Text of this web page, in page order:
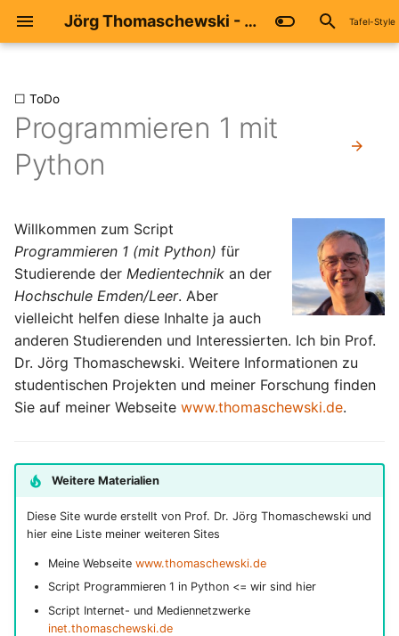
Jörg Thomaschewski - Programmieren 1 mit Python
u
c
h
i
r
d
i
n
i
Tafel-Style
2.1 Inbetriebnahme
2.2 Inbetriebnahme
2.4 ChatGPT und andere KI
3.1 LED blinken
3.2 LED dimmen
3.4 I2C Display
3.5 Licht Sensor BH 1750
3.6 Temperatursensor BMP
280
3.7 WLAN
4.1 Syntax und Variablen
4.2 Schleifen
4.4 Ein- und Ausgabe –
Übersicht
4.4.1 Konsolen: Ein- und
Ausgabe
4.4.2 GPIO: GPIO: Ein- und
Ausgang mit Pin
Ein-/Ausgabe (Webserver,
HTTP)
4.5 Fertige Funktionalitäten
verwenden
4.6 Funktionen, Klassen und
Methoden
☐ ToDo
Programmieren 1 mit
Python
Willkommen zum Script
Programmieren 1 (mit Python) für
Studierende der Medientechnik an der
Hochschule Emden/Leer. Aber
vielleicht helfen diese Inhalte ja auch
anderen Studierenden und Interessierten. Ich bin Prof.
Dr. Jörg Thomaschewski. Weitere Informationen zu
studentischen Projekten und meiner Forschung finden
Sie auf meiner Webseite www.thomaschewski.de.
Weitere Materialien
Diese Site wurde erstellt von Prof. Dr. Jörg Thomaschewski und
hier eine Liste meiner weiteren Sites
Meine Webseite www.thomaschewski.de
Script Programmieren 1 in Python <= wir sind hier
Script Internet- und Mediennetzwerke
inet.thomaschewski.de